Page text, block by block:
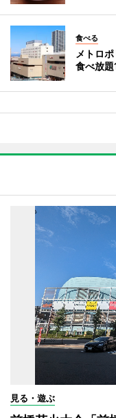
食べる
メトロ
食べ放
見る・遊ぶ